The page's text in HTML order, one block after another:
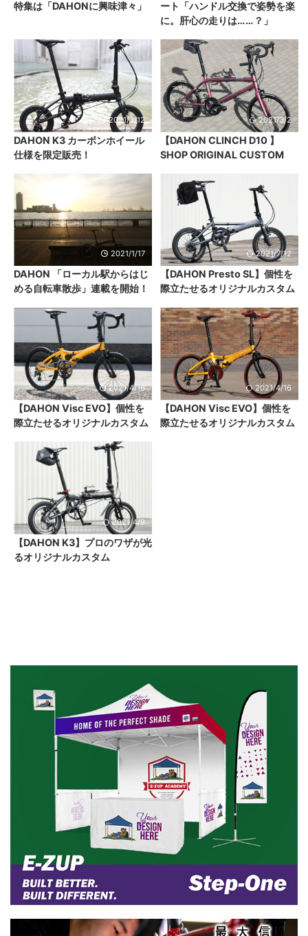
特集は「DAHONに興味津々」
ート「ハンドル交換で姿勢を楽
に。肝心の走りは……？」
2021/3/12
DAHON K3 カーボンホイール
仕様を限定販売！
2021/3/2
【DAHON CLINCH D10 】
SHOP ORIGINAL CUSTOM
2021/1/17
DAHON 「ローカル駅からはじ
める自転車散歩」連載を開始！
2021/7/12
【DAHON Presto SL】個性を
際立たせるオリジナルカスタム
2021/4/16
【DAHON Visc EVO】個性を
際立たせるオリジナルカスタム
2021/4/16
【DAHON Visc EVO】個性を
際立たせるオリジナルカスタム
2021/4/9
【DAHON K3】プロのワザが光
るオリジナルカスタム